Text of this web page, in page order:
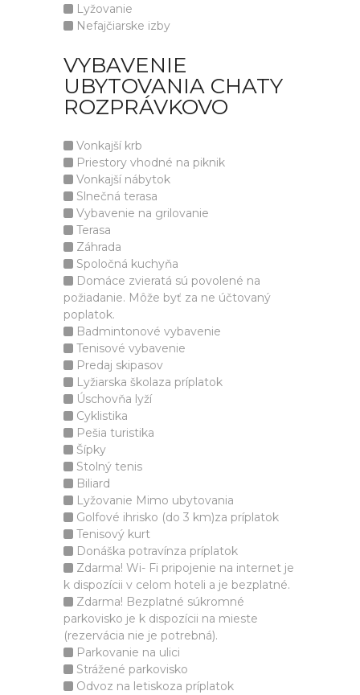
Lyžovanie
Nefajčiarske izby
VYBAVENIE
UBYTOVANIA CHATY
ROZPRÁVKOVO
Vonkajší krb
Priestory vhodné na piknik
Vonkajší nábytok
Slnečná terasa
Vybavenie na grilovanie
Terasa
Záhrada
Spoločná kuchyňa
Domáce zvieratá sú povolené na
požiadanie. Môže byť za ne účtovaný
poplatok.
Badmintonové vybavenie
Tenisové vybavenie
Predaj skipasov
Lyžiarska školaza príplatok
Úschovňa lyží
Cyklistika
Pešia turistika
Šípky
Stolný tenis
Biliard
Lyžovanie Mimo ubytovania
Golfové ihrisko (do 3 km)za príplatok
Tenisový kurt
Donáška potravínza príplatok
Zdarma! Wi- Fi pripojenie na internet je
k dispozícii v celom hoteli a je bezplatné.
Zdarma! Bezplatné súkromné
parkovisko je k dispozícii na mieste
(rezervácia nie je potrebná).
Parkovanie na ulici
Strážené parkovisko
Odvoz na letiskoza príplatok